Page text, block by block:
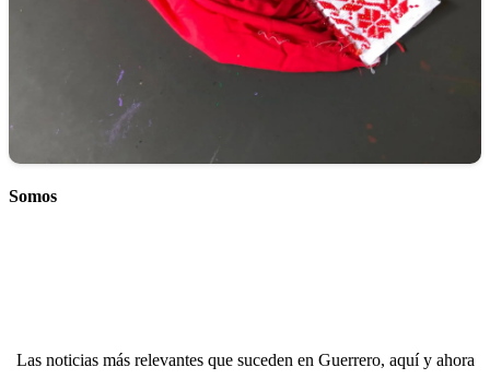
Somos
Las noticias más relevantes que suceden en Guerrero, aquí y ahora